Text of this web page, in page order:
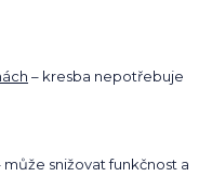
– kresba nepotřebuje
může snižovat funkčnost a